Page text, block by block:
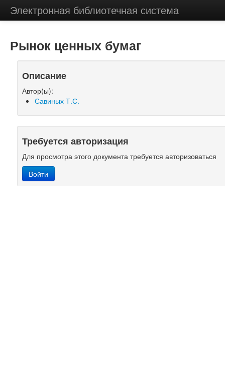
Электронная библиотечная система
Рынок ценных бумаг
Описание
Автор(ы):
Савиных Т.С.
Требуется авторизация
Для просмотра этого документа требуется авторизоваться
Войти